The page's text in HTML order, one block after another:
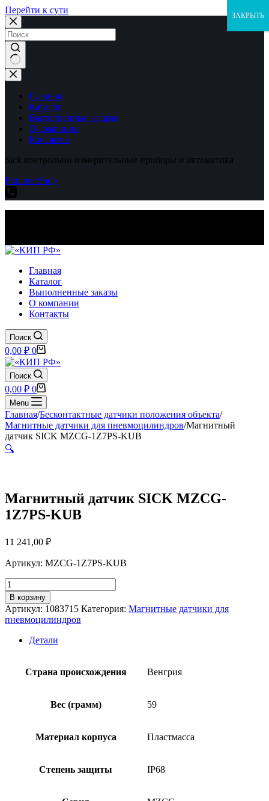
Перейти к сути
Ничего
не
найденоГлавная
Каталог
Выполненные заказы
О компании
Контакты
Sick контрольно-измерительные приборы и автоматика
Explore Shop
Главная
Каталог
Выполненные заказы
О компании
Контакты
Поиск
Корзина
0,00 ₽ 0
Поиск
Корзина
0,00 ₽ 0
Menu
Главная/Бесконтактные датчики положения объекта/
Магнитные датчики для пневмоцилиндров/Магнитный
датчик SICK MZCG-1Z7PS-KUB
🔍
Магнитный датчик SICK MZCG-
1Z7PS-KUB
11 241,00 ₽
Артикул: MZCG-1Z7PS-KUB
Количество
товара
Магнитный
датчик
SICK
MZCG-
1Z7PS-
В корзину
Артикул: 1083715 Категория: Магнитные датчики для
пневмоцилиндров
Детали
Страна происхождения Венгрия
Вес (грамм) 59
Материал корпуса Пластмасса
Степень защиты IP68
ЗАКРЫТЬ